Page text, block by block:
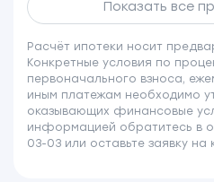
Показать все
Расчёт ипотеки носит
Конкретные условия по
первоначального взноса,
иным платежам необходимо
оказывающих финансовые
информацией обратитесь в
03-03 или оставьте заявку на